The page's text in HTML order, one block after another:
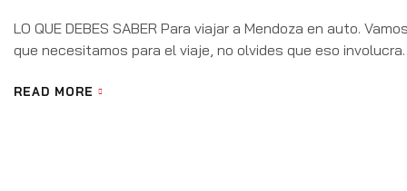
LO QUE DEBES SABER Para viajar a Mendoza en auto.
que necesitamos para el viaje, no olvides que eso
READ MORE